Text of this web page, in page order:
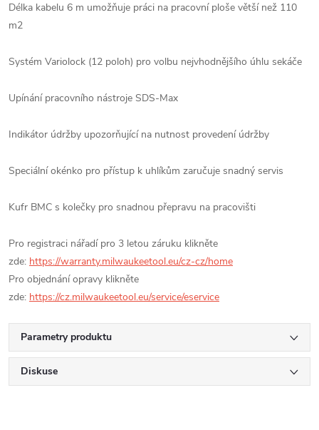
Délka kabelu 6 m umožňuje práci na pracovní ploše větší než 110
m2
Systém Variolock (12 poloh) pro volbu nejvhodnějšího úhlu sekáče
Upínání pracovního nástroje SDS-Max
Indikátor údržby upozorňující na nutnost provedení údržby
Speciální okénko pro přístup k uhlíkům zaručuje snadný servis
Kufr BMC s kolečky pro snadnou přepravu na pracovišti
Pro registraci nářadí pro 3 letou záruku klikněte
zde: https://warranty.milwaukeetool.eu/cz-cz/home
Pro objednání opravy klikněte
zde: https://cz.milwaukeetool.eu/service/eservice
Parametry produktu
Diskuse